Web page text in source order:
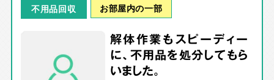
不用品回収 お部屋内の一部
解体作業もスピーディー
に、不用品を処分してもら
いました。